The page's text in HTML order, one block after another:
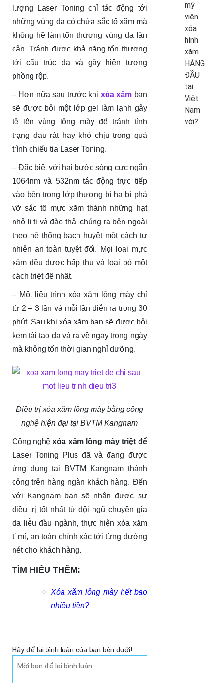
lượng Laser Toning chỉ tác động tới
những vùng da có chứa sắc tố xăm mà
không hề làm tổn thương vùng da lân
cận. Tránh được khả năng tổn thương
tới cấu trúc da và gây hiện tượng
phồng rộp.
– Hơn nữa sau trước khi xóa xăm bạn
sẽ được bôi một lớp gel làm lạnh gây
tê lên vùng lông mày để tránh tình
trạng đau rát hay khó chịu trong quá
trình chiếu tia Laser Toning.
– Đặc biệt với hai bước sóng cực ngắn
1064nm và 532nm tác động trực tiếp
vào bên trong lớp thượng bì hạ bì phá
vỡ sắc tố mực xăm thành những hạt
nhỏ li ti và đào thải chúng ra bên ngoài
theo hệ thống bạch huyệt một cách tự
nhiên an toàn tuyệt đối. Mọi loại mực
xăm đều được hấp thu và loại bỏ một
cách triệt để nhất.
– Một liệu trình xóa xăm lông mày chỉ
từ 2 – 3 lần và mỗi lần diễn ra trong 30
phút. Sau khi xóa xăm bạn sẽ được bôi
kem tái tạo da và ra về ngay trong ngày
mà không tốn thời gian nghỉ dưỡng.
Điều trị xóa xăm lông mày bằng công
nghệ hiện đại tại BVTM Kangnam
Công nghệ xóa xăm lông mày triệt để
Laser Toning Plus đã và đang được
ứng dụng tại BVTM Kangnam thành
công trên hàng ngàn khách hàng. Đến
với Kangnam bạn sẽ nhận được sự
điều trị tốt nhất từ đội ngũ chuyên gia
da liễu đầu ngành, thực hiện xóa xăm
tỉ mỉ, an toàn chính xác tới từng đường
nét cho khách hàng.
TÌM HIỂU THÊM:
Xóa xăm lông mày hết bao
nhiêu tiền?
Hãy để lại bình luận của bạn bên dưới!
mỹ
viện
xóa
hình
xăm
HÀNG
ĐẦU
tại
Việt
Nam
với?